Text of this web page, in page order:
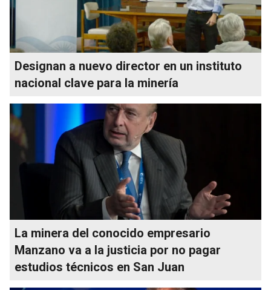
Designan a nuevo director en un instituto
nacional clave para la minería
La minera del conocido empresario
Manzano va a la justicia por no pagar
estudios técnicos en San Juan